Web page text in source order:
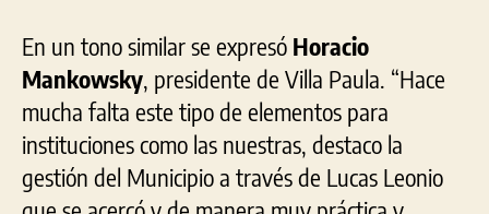
En un tono similar se expresó Horacio
Mankowsky, presidente de Villa Paula. “Hace
mucha falta este tipo de elementos para
instituciones como las nuestras, destaco la
gestión del Municipio a través de Lucas Leonio